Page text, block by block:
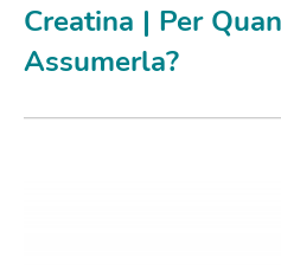
Creatina | Per
Assumerla?